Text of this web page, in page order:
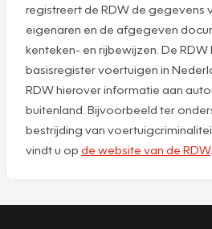
registreert de RDW de gegevens
eigenaren en de afgegeven
kenteken- en rijbewijzen. De
basisregister voertuigen in
RDW hierover informatie aan
buitenland. Bijvoorbeeld ter
bestrijding van
vindt u op de website van de RDW.